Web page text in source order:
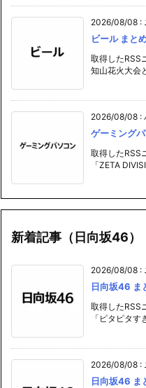
2026/08/08 :
ビール ま
取得したRSS
知山花火大会
2026/08/08 :
ゲーミング
取得したRSS
「ZETA
新着記事（日向坂46）
2026/08/08 :
日向坂46
取得したRSS
「ピタピタ
2026/08/08 :
日向坂46